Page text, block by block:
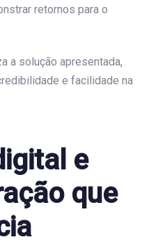
retornos para o
a solução apresentada,
e facilidade na
e
que